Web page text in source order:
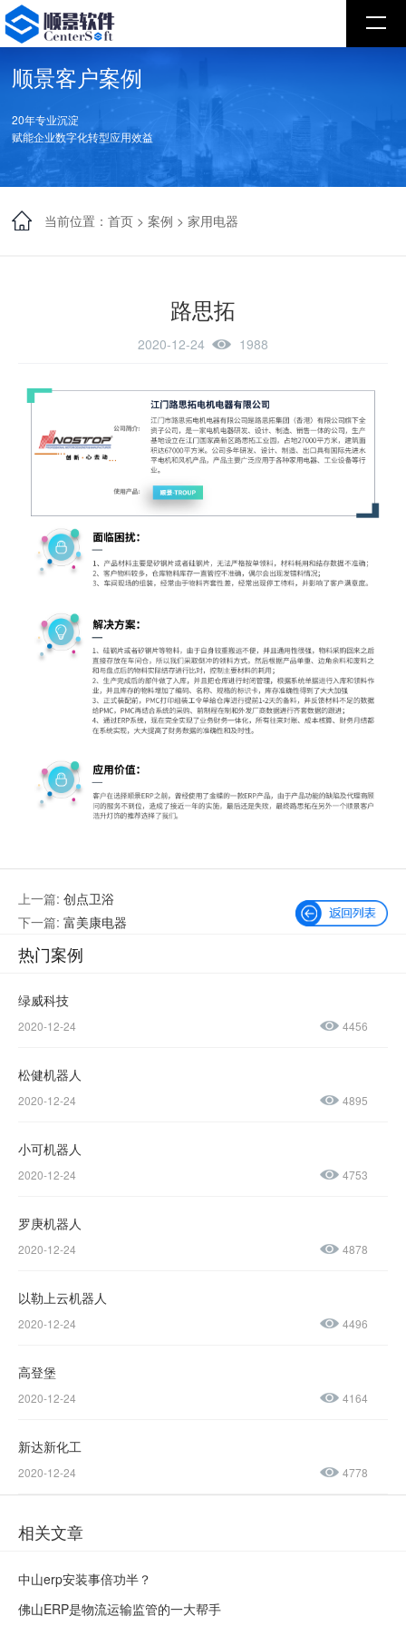
顺景客户案例
20年专业沉淀
赋能企业数字化转型应用效益
当前位置：首页 >案例 >家用电器
路思拓
2020-12-24 1988
上一篇: 创点卫浴
下一篇: 富美康电器
热门案例
绿威科技
2020-12-24 4456
松健机器人
2020-12-24 4895
小可机器人
2020-12-24 4753
罗庚机器人
2020-12-24 4878
以勒上云机器人
2020-12-24 4496
高登堡
2020-12-24 4164
新达新化工
2020-12-24 4778
相关文章
中山erp安装事倍功半？
佛山ERP是物流运输监管的一大帮手